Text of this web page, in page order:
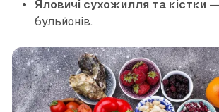
Яловичі сухожилля та кістки —
бульйонів.